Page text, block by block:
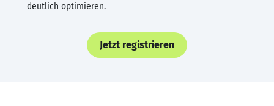
deutlich optimieren.
Jetzt registrieren